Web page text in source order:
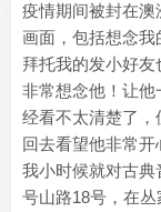
疫情期间被封在
画面，包括想念
拜托我的发小好
非常想念他！让
经看不太清楚了
回去看望他非常
我小时候就对古
号山路18号，在